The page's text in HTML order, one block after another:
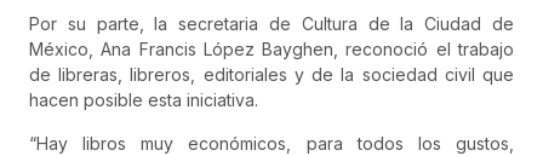
Por su parte, la secretaria de Cultura de la Ciudad de
México, Ana Francis López Bayghen, reconoció el trabajo
de libreras, libreros, editoriales y de la sociedad civil que
hacen posible esta iniciativa.
“Hay libros muy económicos, para todos los gustos,